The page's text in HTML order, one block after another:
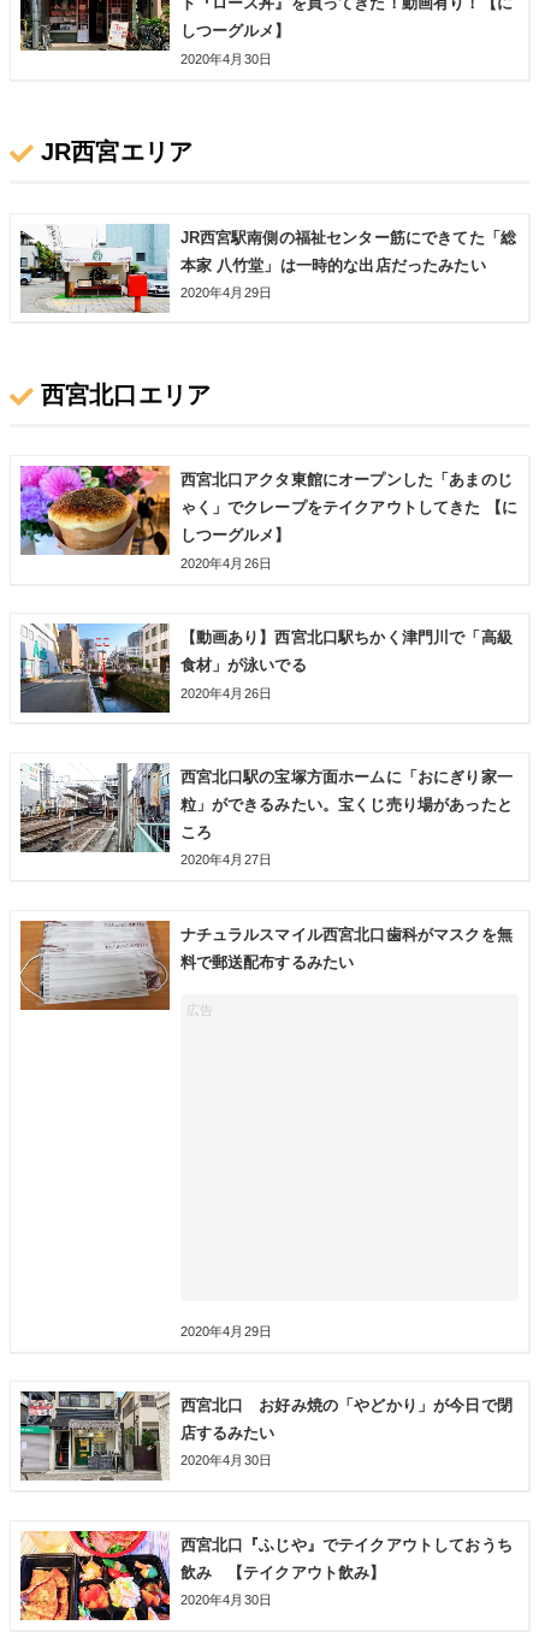
しつーグルメ】
2020年4月30日
JR西宮エリア
JR西宮駅南側の福祉センター筋にできてた「総
本家 八竹堂」は一時的な出店だったみたい
2020年4月29日
西宮北口エリア
西宮北口アクタ東館にオープンした「あまのじ
ゃく」でクレープをテイクアウトしてきた 【に
しつーグルメ】
2020年4月26日
【動画あり】西宮北口駅ちかく津門川で「高級
食材」が泳いでる
2020年4月26日
西宮北口駅の宝塚方面ホームに「おにぎり家一
粒」ができるみたい。宝くじ売り場があったと
ころ
2020年4月27日
ナチュラルスマイル西宮北口歯科がマスクを無
料で郵送配布するみたい
2020年4月29日
西宮北口 お好み焼の「やどかり」が今日で閉
店するみたい
2020年4月30日
西宮北口『ふじや』でテイクアウトしておうち
飲み 【テイクアウト飲み】
2020年4月30日